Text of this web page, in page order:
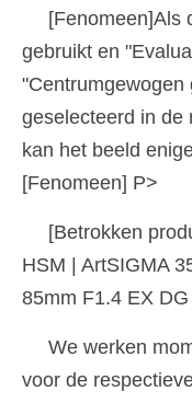
[Fenomeen]Als
gebruikt en
"Centrumgewogen
geselecteerd in de
kan het beeld
[Fenomeen] P>
[Betrokken
HSM | ArtSIGMA
85mm F1.4 EX
We werken
voor de